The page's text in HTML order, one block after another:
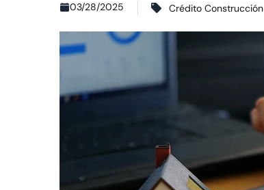
03/28/2025 Crédito Construcción